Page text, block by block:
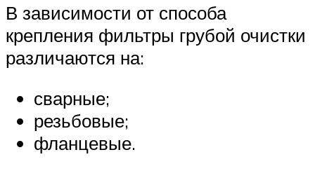
В зависимости от способа
крепления фильтры грубой очистки
различаются на:
сварные;
резьбовые;
фланцевые.